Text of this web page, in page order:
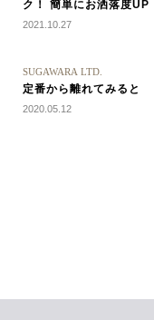
ク！ 簡単にお洒落度UP
2021.10.27
SUGAWARA LTD.
定番から離れてみると
2020.05.12